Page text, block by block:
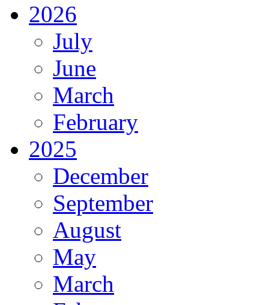
2026
July
June
March
February
2025
December
September
August
May
March